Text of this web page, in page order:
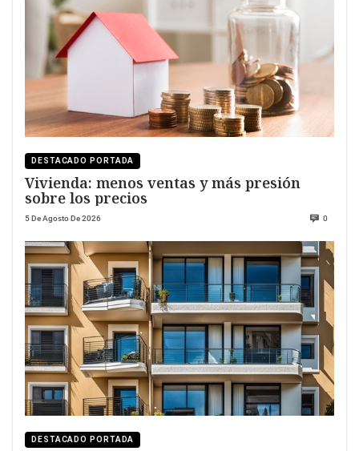
DESTACADO PORTADA
Vivienda: menos ventas y más presión
sobre los precios
5 De Agosto De 2026 0
DESTACADO PORTADA